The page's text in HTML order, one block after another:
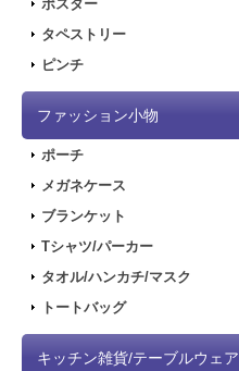
ポスター
タペストリー
ピンチ
ファッション小物
ポーチ
メガネケース
ブランケット
Tシャツ/パーカー
タオル/ハンカチ/マスク
トートバッグ
キッチン雑貨/テーブルウェア